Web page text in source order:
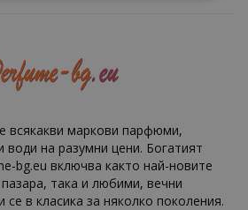
всякакви маркови парфюми,
на разумни цени. Богатият
bg.eu включва както най-новите
така и любими, вечни
в класика за няколко поколения.